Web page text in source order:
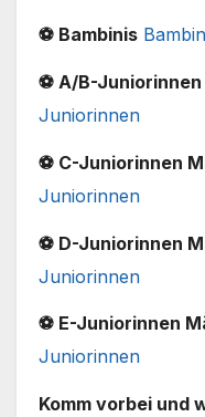
⚽ Bambinis
⚽ A/B-
Juniorinnen
⚽ C-Juniorinnen
Juniorinnen
⚽ D-Juniorinnen
Juniorinnen
⚽ E-Juniorinnen
Juniorinnen
Komm vorbei und